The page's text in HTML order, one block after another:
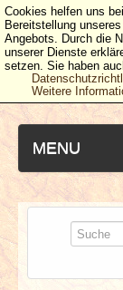
MENU
NEUESTE
NEWS &
Cookies helfen uns
Bereitstellung
Angebots. Durch die
unserer Dienste
setzen. Sie haben
Weitere